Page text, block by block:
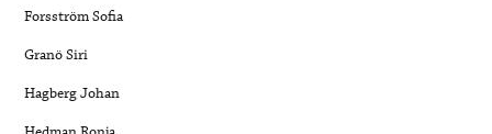
Forsström Sofia
Granö Siri
Hagberg Johan